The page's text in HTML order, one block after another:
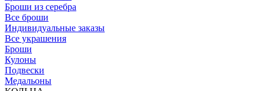
Броши из серебра
Все броши
Индивидуальные заказы
Все украшения
Броши
Кулоны
Подвески
Медальоны